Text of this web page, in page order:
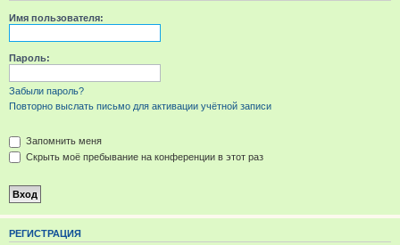
Имя пользователя:
Пароль:
Забыли пароль?
Повторно выслать письмо для активации учётной записи
Запомнить меня
Скрыть моё пребывание на конференции в этот раз
РЕГИСТРАЦИЯ